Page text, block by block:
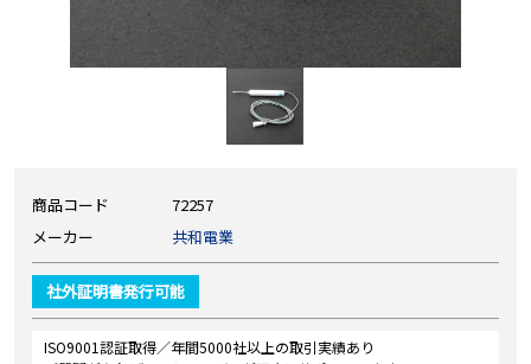
商品コード
72257
メーカー
共和電業
社外証明書発行可能
ISO9001認証取得／年間5000社以上の取引実績あり